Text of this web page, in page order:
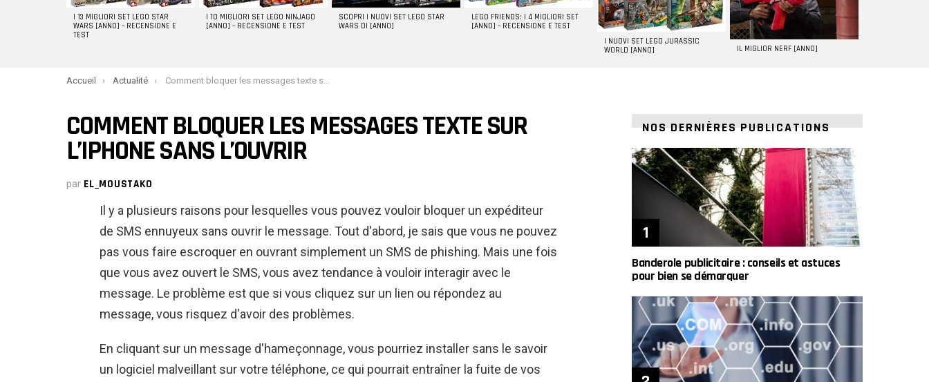
I 13 MIGLIORI SET LEGO STAR
WARS [ANNO] – RECENSIONE E
TEST
I 10 MIGLIORI SET LEGO NINJAGO
[ANNO] – RECENSIONE E TEST
SCOPRI I NUOVI SET LEGO STAR
WARS DI [ANNO]
LEGO FRIENDS: I 4 MIGLIORI SET
[ANNO] – RECENSIONE E TEST
I NUOVI SET LEGO JURASSIC
WORLD [ANNO]
IL MIGLIOR NERF [ANNO]
You are here:
Accueil Actualité Comment bloquer les messages texte sur l’iPhone sans l’ouvrir
COMMENT BLOQUER LES MESSAGES TEXTE SUR
L’IPHONE SANS L’OUVRIR
par EL_MOUSTAKO
Il y a plusieurs raisons pour lesquelles vous pouvez vouloir bloquer un expéditeur
de SMS ennuyeux sans ouvrir le message. Tout d'abord, je sais que vous ne pouvez
pas vous faire escroquer en ouvrant simplement un SMS de phishing. Mais une fois
que vous avez ouvert le SMS, vous avez tendance à vouloir interagir avec le
message. Le problème est que si vous cliquez sur un lien ou répondez au
message, vous risquez d'avoir des problèmes.
En cliquant sur un message d'hameçonnage, vous pourriez installer sans le savoir
un logiciel malveillant sur votre téléphone, ce qui pourrait entraîner la fuite de vos
NOS DERNIÈRES PUBLICATIONS
Banderole publicitaire : conseils et astuces
pour bien se démarquer